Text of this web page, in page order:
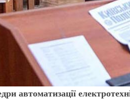
автоматизації